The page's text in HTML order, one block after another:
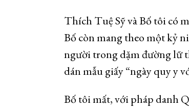
Thích Tuệ Sỹ và Bố tôi có
Bố còn mang theo một kỷ
người trong dặm đường lữ
dán mẫu giấy “ngày quy y
Bố tôi mất, với pháp danh